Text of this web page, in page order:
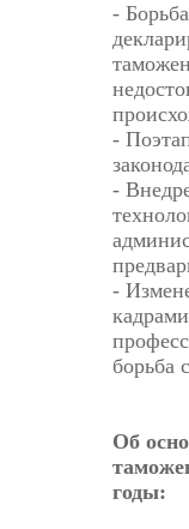
-
-
-
-
борьба
Об
годы: